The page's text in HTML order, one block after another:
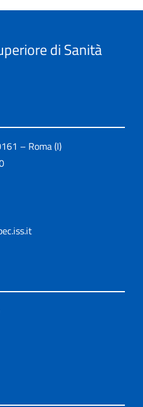
di Sanità
– Roma (I)